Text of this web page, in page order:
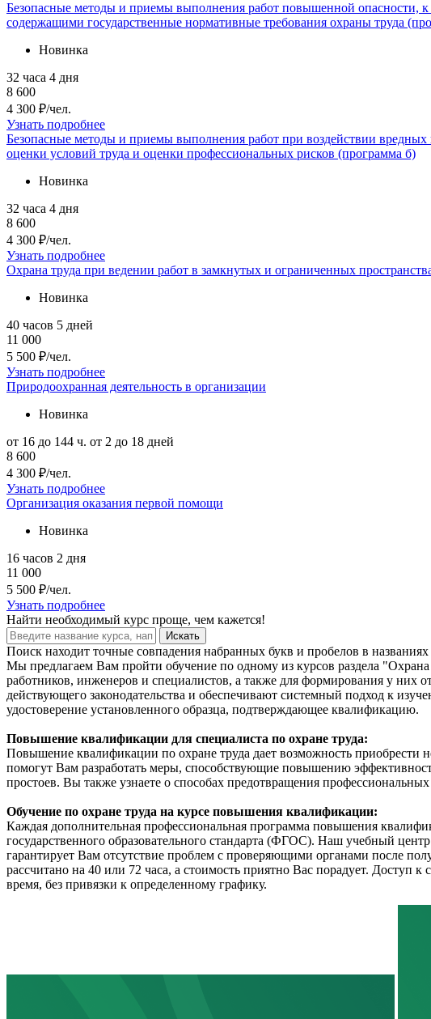
Безопасные методы и приемы выполнения работ повышенной опасности,
содержащими государственные нормативные требования охраны труда
Новинка
32 часа 4 дня
8 600
4 300 ₽/чел.
Узнать подробнее
Безопасные методы и приемы выполнения работ при воздействии
оценки условий труда и оценки профессиональных рисков (программа б)
Новинка
32 часа 4 дня
8 600
4 300 ₽/чел.
Узнать подробнее
Охрана труда при ведении работ в замкнутых и ограниченных
Новинка
40 часов 5 дней
11 000
5 500 ₽/чел.
Узнать подробнее
Природоохранная деятельность в организации
Новинка
от 16 до 144 ч. от 2 до 18 дней
8 600
4 300 ₽/чел.
Узнать подробнее
Организация оказания первой помощи
Новинка
16 часов 2 дня
11 000
5 500 ₽/чел.
Узнать подробнее
Найти необходимый курс проще, чем кажется!
Искать
Поиск находит точные совпадения набранных букв и пробелов в
Мы предлагаем Вам пройти обучение по одному из курсов раздела
работников, инженеров и специалистов, а также для формирования у них
действующего законодательства и обеспечивают системный подход к
удостоверение установленного образца, подтверждающее квалификацию.
Повышение квалификации для специалиста по охране труда:
Повышение квалификации по охране труда дает возможность приобрести
помогут Вам разработать меры, способствующие повышению
простоев. Вы также узнаете о способах предотвращения
Обучение по охране труда на курсе повышения квалификации:
Каждая дополнительная профессиональная программа повышения
государственного образовательного стандарта (ФГОС). Наш учебный
гарантирует Вам отсутствие проблем с проверяющими органами после
рассчитано на 40 или 72 часа, а стоимость приятно Вас порадует. Доступ
время, без привязки к определенному графику.